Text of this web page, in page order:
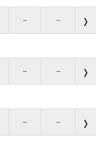
– –
– –
– –